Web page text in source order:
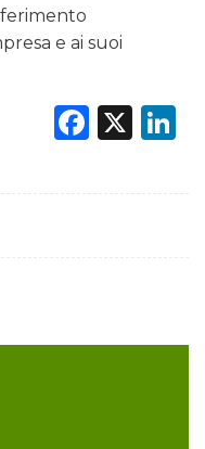
e ai suoi
X